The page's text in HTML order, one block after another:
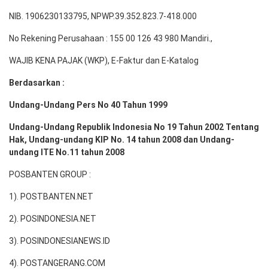
NIB. 1906230133795, NPWP.39.352.823.7-418.000
No Rekening Perusahaan : 155 00 126 43 980 Mandiri.,
WAJIB KENA PAJAK (WKP), E-Faktur dan E-Katalog
Berdasarkan :
Undang-Undang Pers No 40 Tahun 1999
Undang-Undang Republik Indonesia No 19 Tahun 2002 Tentang
Hak, Undang-undang KIP No. 14 tahun 2008 dan Undang-
undang ITE No.11 tahun 2008
POSBANTEN GROUP :
1). POSTBANTEN.NET
2). POSINDONESIA.NET
3). POSINDONESIANEWS.ID
4). POSTANGERANG.COM